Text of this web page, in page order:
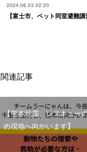
2024.06.03 02:20
【富士市、ペット同室避難
関連記事
【熊本地震、レスキュー
め現地へ向かいます】